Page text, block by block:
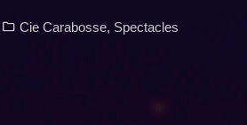
Catégories :
Cie Carabosse, Spectacles